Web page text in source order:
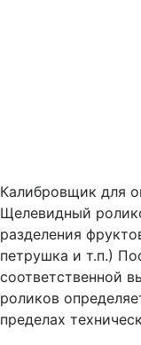
Калибровщик для
Щелевидный
разделения
петрушка и т.п.)
соответственной
роликов
пределах